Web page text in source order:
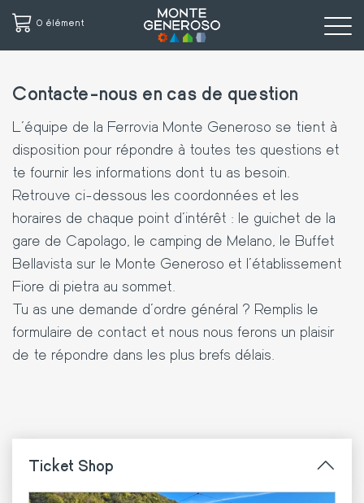
contenu
principal
0 élément
Contacte-nous en cas de question
L’équipe de la Ferrovia Monte Generoso se tient à
disposition pour répondre à toutes tes questions et
te fournir les informations dont tu as besoin.
Retrouve ci-dessous les coordonnées et les
horaires de chaque point d’intérêt : le guichet de la
gare de Capolago, le camping de Melano, le Buffet
Bellavista sur le Monte Generoso et l’établissement
Fiore di pietra au sommet.
Tu as une demande d’ordre général ? Remplis le
formulaire de contact et nous nous ferons un plaisir
de te répondre dans les plus brefs délais.
Ticket Shop